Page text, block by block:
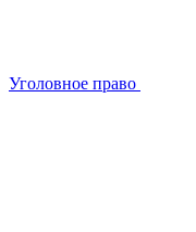
Уголовное право